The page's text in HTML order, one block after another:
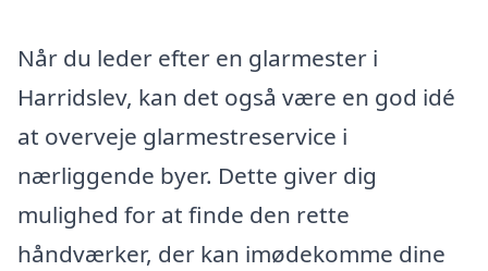
Når du leder efter en glarmester i
Harridslev, kan det også være en god idé
at overveje glarmestreservice i
nærliggende byer. Dette giver dig
mulighed for at finde den rette
håndværker, der kan imødekomme dine